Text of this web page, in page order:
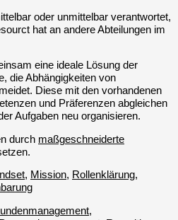
oder unmittelbar verantwortet,
hat an andere Abteilungen im
eine ideale Lösung der
die Abhängigkeiten von
Diese mit den vorhandenen
und Präferenzen abgleichen
Aufgaben neu organisieren.
durch maßgeschneiderte
, Mission, Rollenklärung,
,